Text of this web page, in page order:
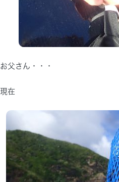
お父さん・・・
現在